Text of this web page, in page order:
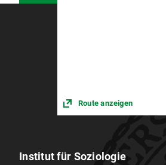
Route anzeigen
Institut für Soziologie